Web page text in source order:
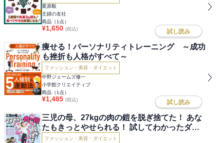
栗原毅
主婦の友社
商品（1 点）
¥1,650 (税込) 試し読み
痩せる！パーソナリティトレーニング ～成功
も挫折も人格がすべて～
ファッション・美容・ダイエット
中野ジェームズ修一
小学館クリエイティブ
商品（1 点）
¥1,485 (税込) 試し読み
三児の母、27kgの肉の鎧を脱ぎ捨てた！ あな
たもきっとやせられる！ 試してわかったダイ
エットの最終結論
ファッション・美容・ダイエット